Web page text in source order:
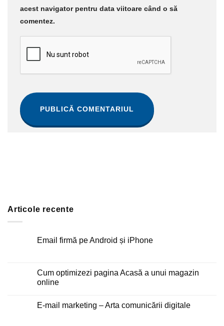
acest navigator pentru data viitoare când o să
comentez.
Articole recente
Email firmă pe Android și iPhone
Email
firmă
pe
iPhone
Cum optimizezi pagina Acasă a unui magazin
online
laE-mail marketing – Arta comunicării digitale